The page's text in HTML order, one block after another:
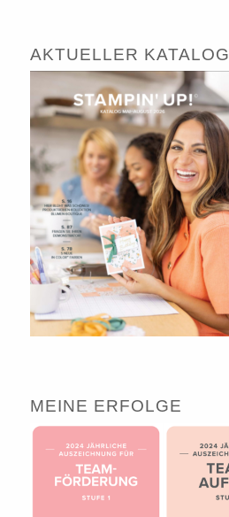
AKTUELLER KATALOG
MEINE ERFOLGE